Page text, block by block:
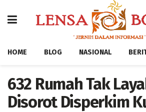
HOME BLOG NASIONAL
632 Rumah Tak
Disorot Disperkim